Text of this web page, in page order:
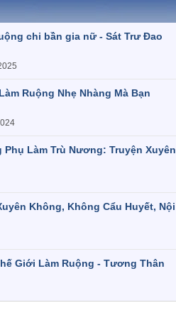
chi bần gia nữ - Sát Trư Đao
Ruộng Nhẹ Nhàng Mà Bạn
Phụ Làm Trù Nương: Truyện Xuyên
Không, Không Cẩu Huyết, Nội
Giới Làm Ruộng - Tương Thân